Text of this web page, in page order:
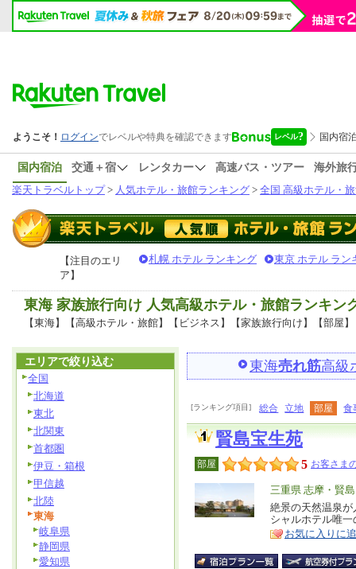
国内宿泊 交通＋宿 レンタカー 高速バス・ツアー
海外旅
楽天トラベルトップ> 人気ホテル・旅館ランキング > 全国 高級ホテル・
【注目のエリ
ア】
札幌 ホテル ランキング 東京 ホテル ラン
東海 家族旅行向け 人気高級ホテル・旅館ランキン
【東海】【高級ホテル・旅館】【ビジネス】【家族旅行向け】【部屋】
東海売れ筋高級
[ランキング項目] 総合 立地 部屋 食
賢島宝生苑
部屋 5 お客さま
エ
リ
ア
三重県 志摩・賢島
特
徴
絶景の天然温泉
シャルホテル唯
お気に入りに
エリアで絞り込む
全国
北海道
東北
北関東
首都圏
伊豆・箱根
甲信越
北陸
東海
岐阜県
静岡県
愛知県